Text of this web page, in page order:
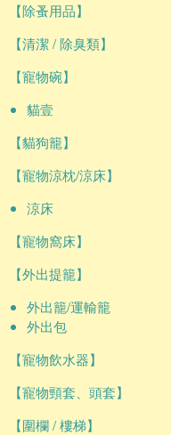
【除蚤用品】
【清潔 / 除臭類】
【寵物碗】
貓壹
【貓狗籠】
【寵物涼枕/涼床】
涼床
【寵物窩床】
【外出提籠】
外出籠/運輸籠
外出包
【寵物飲水器】
【寵物頸套、頭套】
【圍欄 / 樓梯】